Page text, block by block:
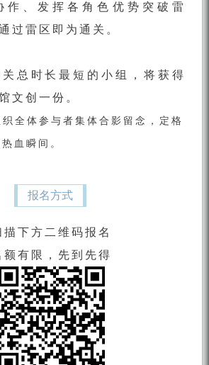
作、发挥各角色优势突破雷
过雷区即为通关。
总时长最短的小组，将获得
文创一份。
织全体参与者集体合影留念，定格
血瞬间。
报名方式
描下方二维码报名
额有限，先到先得